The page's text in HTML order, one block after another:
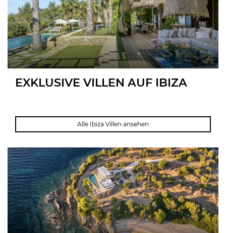
EXKLUSIVE VILLEN AUF IBIZA
Alle Ibiza Villen ansehen